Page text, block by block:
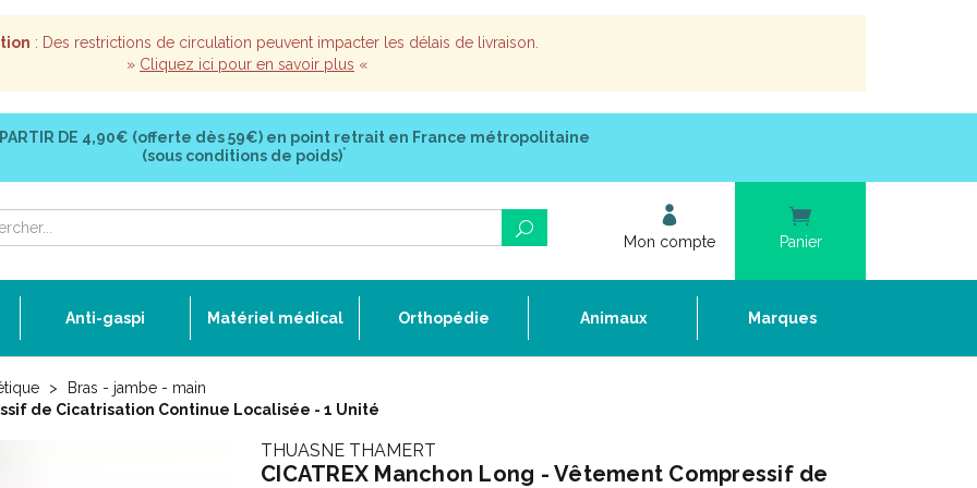
: Des restrictions de circulation peuvent impacter les délais de livraison.
» Cliquez ici pour en savoir plus «
DE 4,90€ (offerte dès 59€) en point retrait en France métropolitaine
(sous conditions de poids)*
Mon compte Panier
Anti-gaspi Matériel médical Orthopédie Animaux Marques
Bras - jambe - main
de Cicatrisation Continue Localisée - 1 Unité
THUASNE THAMERT
CICATREX Manchon Long - Vêtement Compressif de